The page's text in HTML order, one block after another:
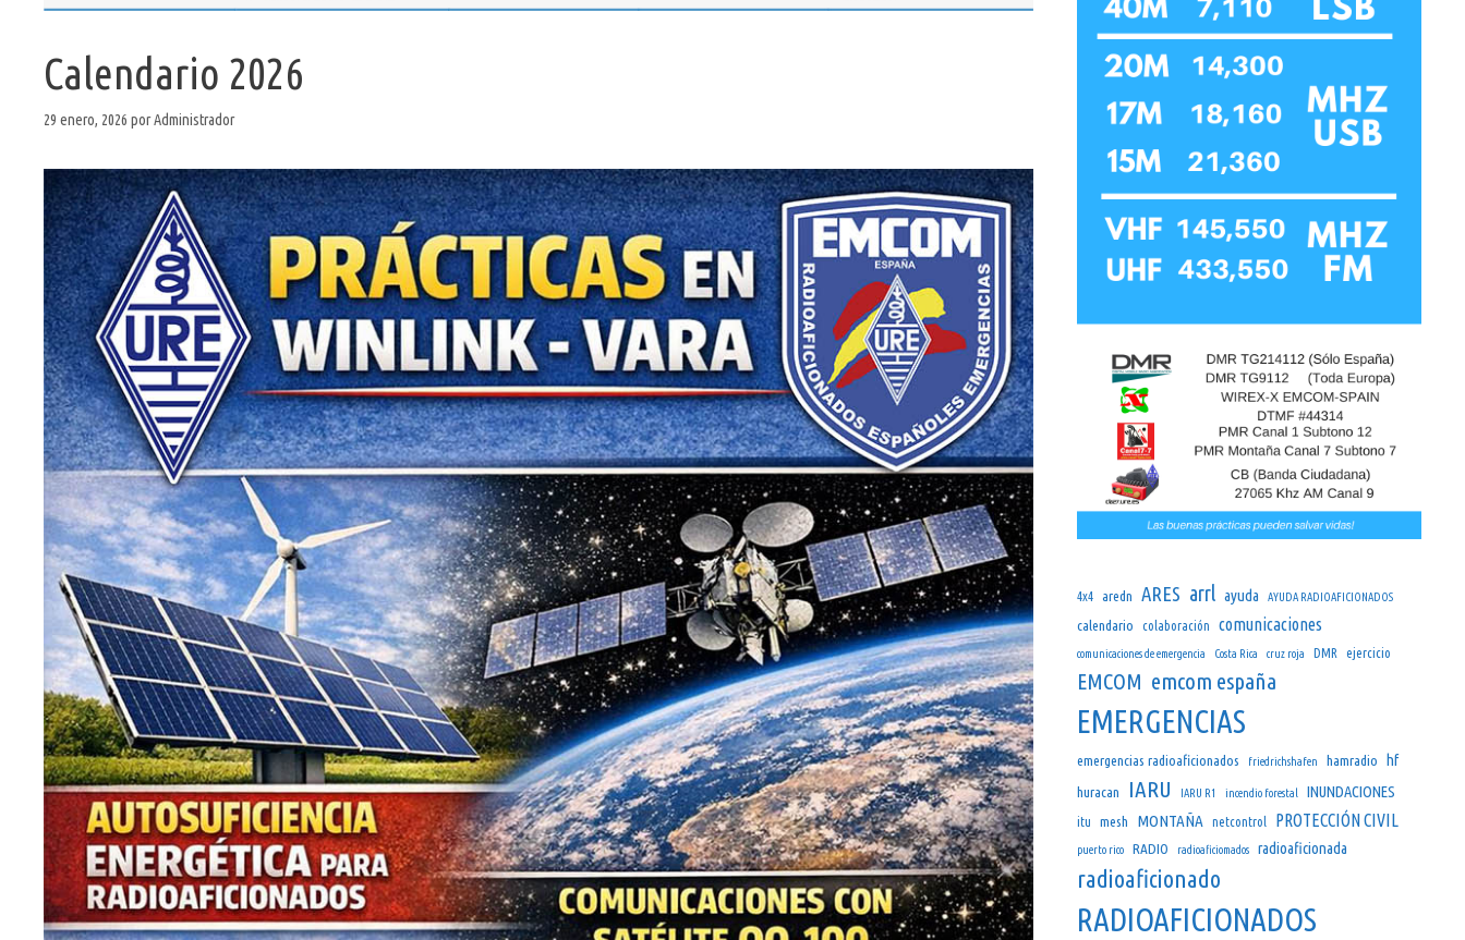
Calendario 2026
29 enero, 2026 porAdministrador
4x4 aredn ARES arrl ayuda AYUDA RADIOAFICIONADOS
calendario colaboración comunicaciones
comunicaciones de emergencia Costa Rica cruz roja DMR ejercicio
EMCOM emcom españa
EMERGENCIAS
emergencias radioaficionados friedrichshafen hamradio hf
huracan IARU IARU R1 incendio forestal INUNDACIONES
itu mesh MONTAÑA netcontrol PROTECCIÓN CIVIL
puerto rico RADIO radioaficiomados radioaficionada
radioaficionado
RADIOAFICIONADOS